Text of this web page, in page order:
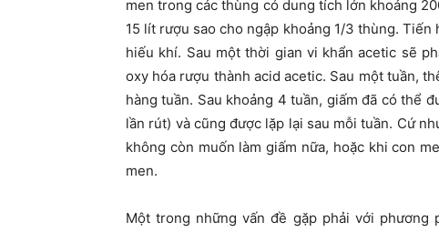
men trong các thùng có dung tích lớn khoảng
15 lít rượu sao cho ngập khoảng 1/3 thùng. Tiến
hiếu khí. Sau một thời gian vi khẩn acetic sẽ
oxy hóa rượu thành acid acetic. Sau một tuần,
hàng tuần. Sau khoảng 4 tuần, giấm đã có thể
lần rút) và cũng được lặp lại sau mỗi tuần. Cứ
không còn muốn làm giấm nữa, hoặc khi con
men.
Một trong những vấn đề gặp phải với